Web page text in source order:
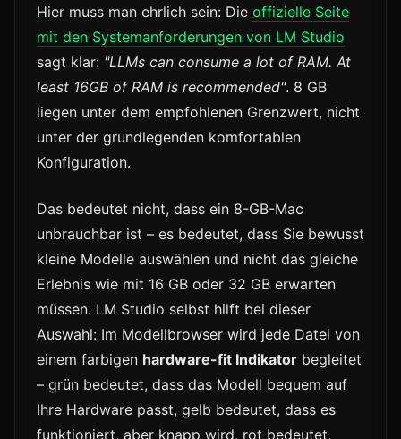
Hier muss man ehrlich sein: Die offizielle Seite
mit den Systemanforderungen von LM Studio
sagt klar: "LLMs can consume a lot of RAM. At
least 16GB of RAM is recommended". 8 GB
liegen unter dem empfohlenen Grenzwert, nicht
unter der grundlegenden komfortablen
Konfiguration.
Das bedeutet nicht, dass ein 8-GB-Mac
unbrauchbar ist – es bedeutet, dass Sie bewusst
kleine Modelle auswählen und nicht das gleiche
Erlebnis wie mit 16 GB oder 32 GB erwarten
müssen. LM Studio selbst hilft bei dieser
Auswahl: Im Modellbrowser wird jede Datei von
einem farbigen hardware-fit Indikator begleitet
– grün bedeutet, dass das Modell bequem auf
Ihre Hardware passt, gelb bedeutet, dass es
funktioniert, aber knapp wird, rot bedeutet,